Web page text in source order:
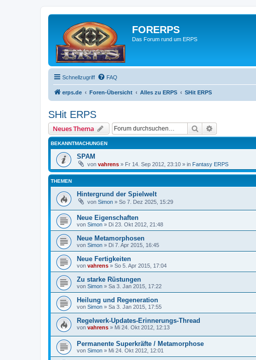
FORERPS
Das Forum rund um ERPS
Schnellzugriff FAQ
erps.de Foren-Übersicht Alles zu ERPS SHit ERPS
SHit ERPS
Neues Thema Suche
BEKANNTMACHUNGEN
SPAM
von vahrens » Fr 14. Sep 2012, 23:10 » in Fantasy ERPS
THEMEN
Hintergrund der Spielwelt
von Simon » So 7. Dez 2025, 15:29
Neue Eigenschaften
von Simon » Di 23. Okt 2012, 21:48
Neue Metamorphosen
von Simon » Di 7. Apr 2015, 16:45
Neue Fertigkeiten
von vahrens » So 5. Apr 2015, 17:04
Zu starke Rüstungen
von Simon » Sa 3. Jan 2015, 17:22
Heilung und Regeneration
von Simon » Sa 3. Jan 2015, 17:55
Regelwerk-Updates-Erinnerungs-Thread
von vahrens » Mi 24. Okt 2012, 12:13
Permanente Superkräfte / Metamorphose
von Simon » Mi 24. Okt 2012, 12:01